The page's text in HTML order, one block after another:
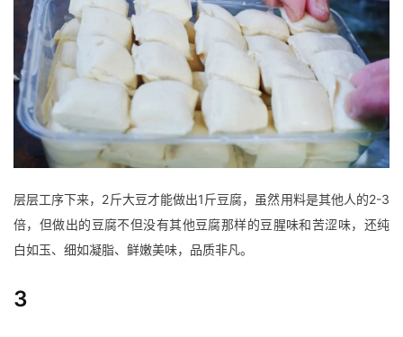
音
高
僧
访
谈
乐
菩
提
专
层层工序下来，2斤大豆才能做出1斤豆腐，虽然用料是其他人的2-3
倍，但做出的豆腐不但没有其他豆腐那样的豆腥味和苦涩味，还纯
白如玉、细如凝脂、鲜嫩美味，品质非凡。
3